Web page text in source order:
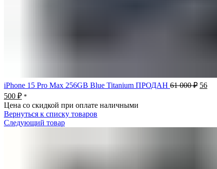
iPhone 15 Pro Max 256GB Blue Titanium ПРОДАН 61 000₽ 56
500 ₽Текущая
цена:
56
500 ₽.
*
Цена со скидкой при оплате наличными
Вернуться к списку товаров
Следующий товар